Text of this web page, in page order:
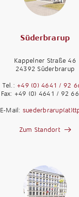
Süderbrarup
Kappelner Straße 46
24392 Süderbrarup
Tel.: +49 (0) 4641 / 92
Fax: +49 (0) 4641 / 92
E-Mail:
Zum Standort